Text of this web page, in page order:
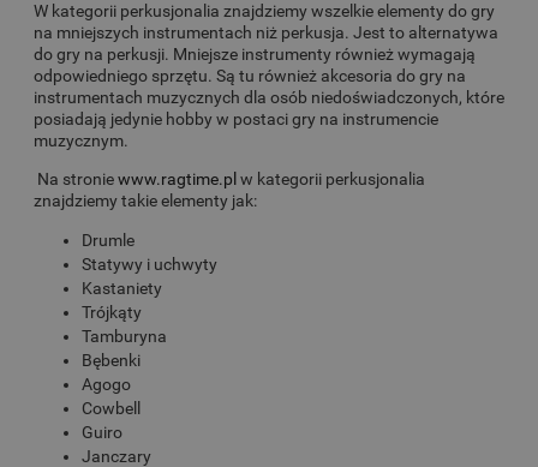
W kategorii perkusjonalia znajdziemy wszelkie elementy do gry
na mniejszych instrumentach niż perkusja. Jest to alternatywa
do gry na perkusji. Mniejsze instrumenty również wymagają
odpowiedniego sprzętu. Są tu również akcesoria do gry na
instrumentach muzycznych dla osób niedoświadczonych, które
posiadają jedynie hobby w postaci gry na instrumencie
muzycznym.
Na stroniewww.ragtime.pl w kategorii perkusjonalia
znajdziemy takie elementy jak:
Drumle
Statywy i uchwyty
Kastaniety
Trójkąty
Tamburyna
Bębenki
Agogo
Cowbell
Guiro
Janczary